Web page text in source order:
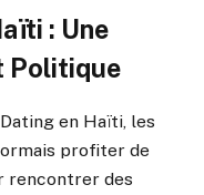
: Une
Politique
en Haïti, les
profiter de
rencontrer des